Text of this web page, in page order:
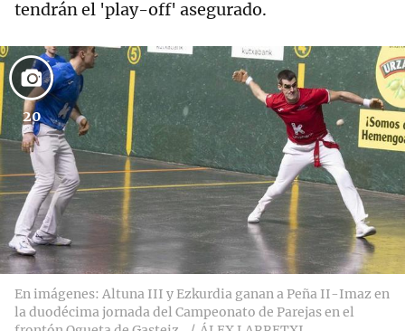
tendrán el 'play-off' asegurado.
20
En imágenes: Altuna III y Ezkurdia ganan a Peña II-Imaz en
la duodécima jornada del Campeonato de Parejas en el